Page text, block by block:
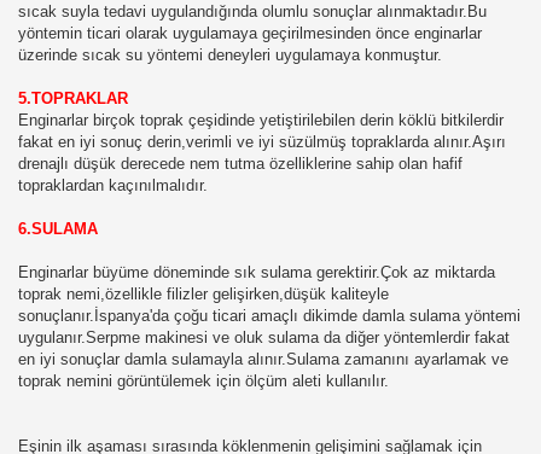
sıcak suyla tedavi uygulandığında olumlu sonuçlar alınmaktadır.Bu
yöntemin ticari olarak uygulamaya geçirilmesinden önce enginarlar
üzerinde sıcak su yöntemi deneyleri uygulamaya konmuştur.
5.TOPRAKLAR
Enginarlar birçok toprak çeşidinde yetiştirilebilen derin köklü bitkilerdir
fakat en iyi sonuç derin,verimli ve iyi süzülmüş topraklarda alınır.Aşırı
drenajlı düşük derecede nem tutma özelliklerine sahip olan hafif
topraklardan kaçınılmalıdır.
6.SULAMA
Enginarlar büyüme döneminde sık sulama gerektirir.Çok az miktarda
toprak nemi,özellikle filizler gelişirken,düşük kaliteyle
sonuçlanır.İspanya'da çoğu ticari amaçlı dikimde damla sulama yöntemi
uygulanır.Serpme makinesi ve oluk sulama da diğer yöntemlerdir fakat
en iyi sonuçlar damla sulamayla alınır.Sulama zamanını ayarlamak ve
toprak nemini görüntülemek için ölçüm aleti kullanılır.
Eşinin ilk aşaması sırasında köklenmenin gelişimini sağlamak için
YETİŞTİRİLİR,TURP HAKKINDAKİ HERŞEY
YETİRTİRİCİLİĞİ,KURU SOĞAN EKME,KURU
EKİLİR,BAKIMI,HANGİ AYDA EKİLİR
BİLGİLER
BİLGİLER,SARMISAK
BİLGİLER